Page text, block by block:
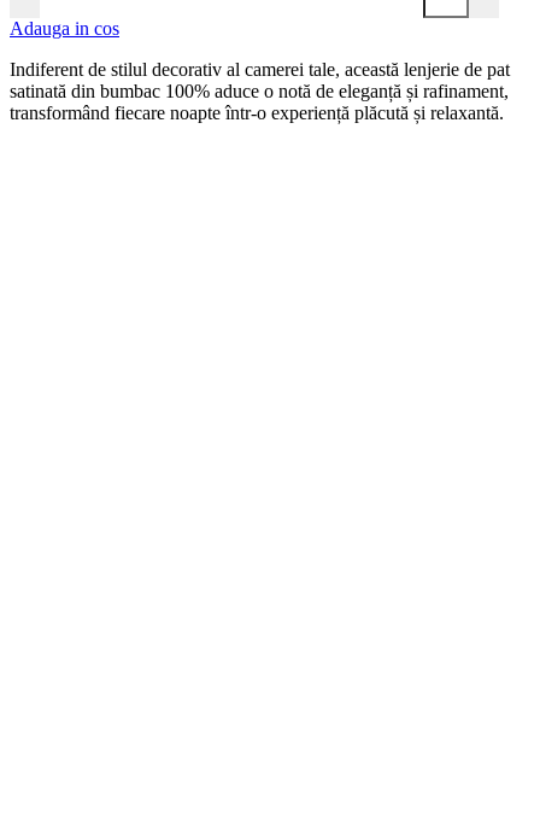
Adauga in cos
Indiferent de stilul decorativ al camerei tale, această lenjerie de pat
satinată din bumbac 100% aduce o notă de eleganță și rafinament,
transformând fiecare noapte într-o experiență plăcută și relaxantă.